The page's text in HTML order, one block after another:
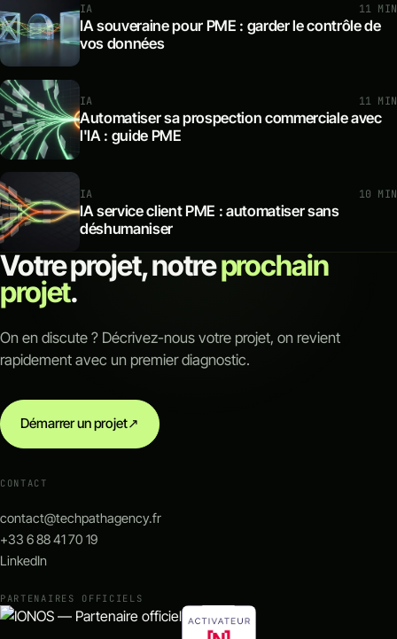
IA 11 MIN
IA souveraine pour PME : garder le contrôle de
vos données
IA 11 MIN
Automatiser sa prospection commerciale avec
l'IA : guide PME
IA 10 MIN
IA service client PME : automatiser sans
déshumaniser
Votre projet, notreprochain
projet.
On en discute ? Décrivez-nous votre projet, on revient
rapidement avec un premier diagnostic.
Démarrer un projet↗
CONTACT
contact@techpathagency.fr
+33 6 88 41 70 19
LinkedIn
PARTENAIRES OFFICIELS